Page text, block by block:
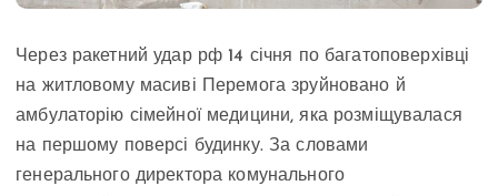
Через ракетний удар рф 14 січня по багатоповерхівці
на житловому масиві Перемога зруйновано й
амбулаторію сімейної медицини, яка розміщувалася
на першому поверсі будинку. За словами
генерального директора комунального